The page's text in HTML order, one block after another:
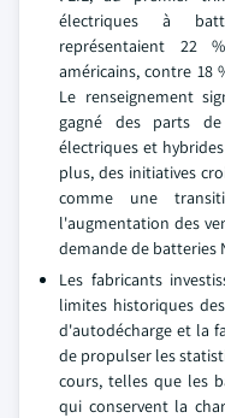
électriques à
représentaient 22
américains, contre 18
Le renseignement
gagné des parts
électriques et
plus, des initiatives
comme une
l'augmentation des
demande de batteries
Les fabricants
limites historiques
d'autodécharge et la
de propulser les
cours, telles que les
qui conservent la